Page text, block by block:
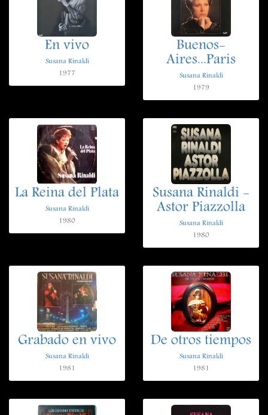
En vivo
Susana Rinaldi
1977
Buenos-
Aires...Paris
Susana Rinaldi
1979
La Reina del Plata
Susana Rinaldi
1980
Susana Rinaldi -
Astor Piazzolla
Susana Rinaldi
1980
Grabado en vivo
Susana Rinaldi
1981
De otros tiempos
Susana Rinaldi
1981